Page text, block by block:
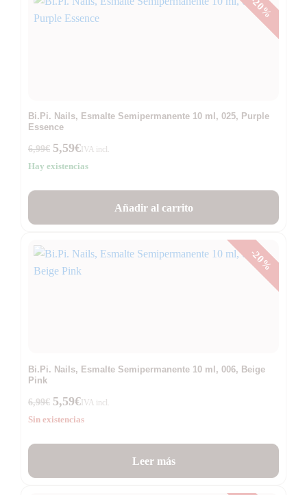
-20%
Bi.Pi. Nails, Esmalte Semipermanente 10 ml, 025, Purple
Essence
6,99€ 5,59€ IVA incl.
Hay existencias
Añadir al carrito
-20%
Bi.Pi. Nails, Esmalte Semipermanente 10 ml, 006, Beige
Pink
6,99€ 5,59€ IVA incl.
Sin existencias
Leer más